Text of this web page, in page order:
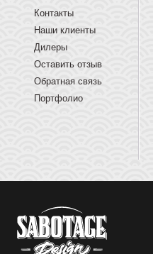
Контакты
Наши клиенты
Дилеры
Оставить отзыв
Обратная связь
Портфолио